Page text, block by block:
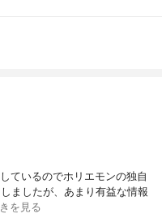
ているのでホリエモンの独自
ましたが、あまり有益な情報
を見る